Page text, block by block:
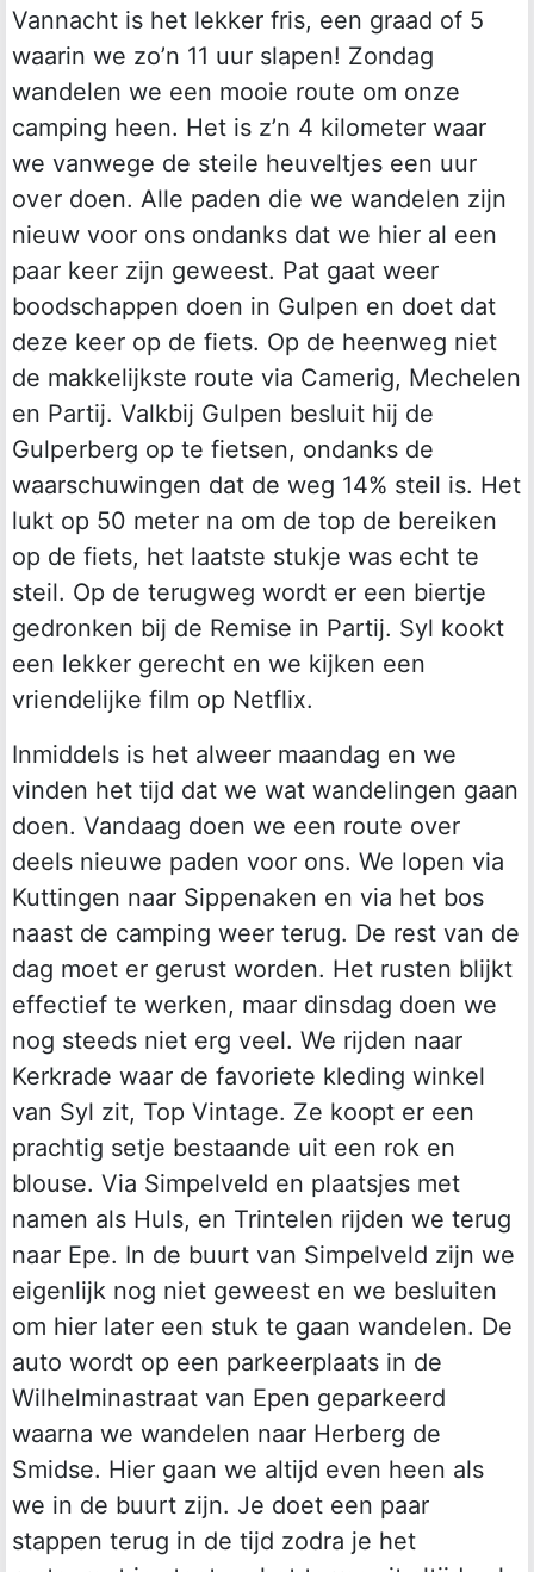
Vannacht is het lekker fris, een graad of 5
waarin we zo’n 11 uur slapen! Zondag
wandelen we een mooie route om onze
camping heen. Het is z’n 4 kilometer waar
we vanwege de steile heuveltjes een uur
over doen. Alle paden die we wandelen zijn
nieuw voor ons ondanks dat we hier al een
paar keer zijn geweest. Pat gaat weer
boodschappen doen in Gulpen en doet dat
deze keer op de fiets. Op de heenweg niet
de makkelijkste route via Camerig, Mechelen
en Partij. Valkbij Gulpen besluit hij de
Gulperberg op te fietsen, ondanks de
waarschuwingen dat de weg 14% steil is. Het
lukt op 50 meter na om de top de bereiken
op de fiets, het laatste stukje was echt te
steil. Op de terugweg wordt er een biertje
gedronken bij de Remise in Partij. Syl kookt
een lekker gerecht en we kijken een
vriendelijke film op Netflix.
Inmiddels is het alweer maandag en we
vinden het tijd dat we wat wandelingen gaan
doen. Vandaag doen we een route over
deels nieuwe paden voor ons. We lopen via
Kuttingen naar Sippenaken en via het bos
naast de camping weer terug. De rest van de
dag moet er gerust worden. Het rusten blijkt
effectief te werken, maar dinsdag doen we
nog steeds niet erg veel. We rijden naar
Kerkrade waar de favoriete kleding winkel
van Syl zit, Top Vintage. Ze koopt er een
prachtig setje bestaande uit een rok en
blouse. Via Simpelveld en plaatsjes met
namen als Huls, en Trintelen rijden we terug
naar Epe. In de buurt van Simpelveld zijn we
eigenlijk nog niet geweest en we besluiten
om hier later een stuk te gaan wandelen. De
auto wordt op een parkeerplaats in de
Wilhelminastraat van Epen geparkeerd
waarna we wandelen naar Herberg de
Smidse. Hier gaan we altijd even heen als
we in de buurt zijn. Je doet een paar
stappen terug in de tijd zodra je het